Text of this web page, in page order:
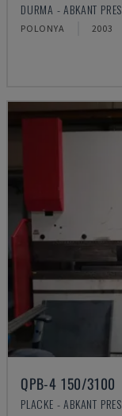
DURMA - ABKANT PRES
POLONYA 2003
QPB-4 150/3100
PLACKE - ABKANT PRES